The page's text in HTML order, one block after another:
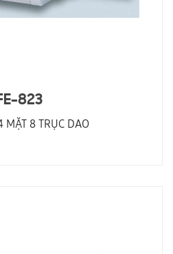
823
MẶT 8 TRỤC DAO